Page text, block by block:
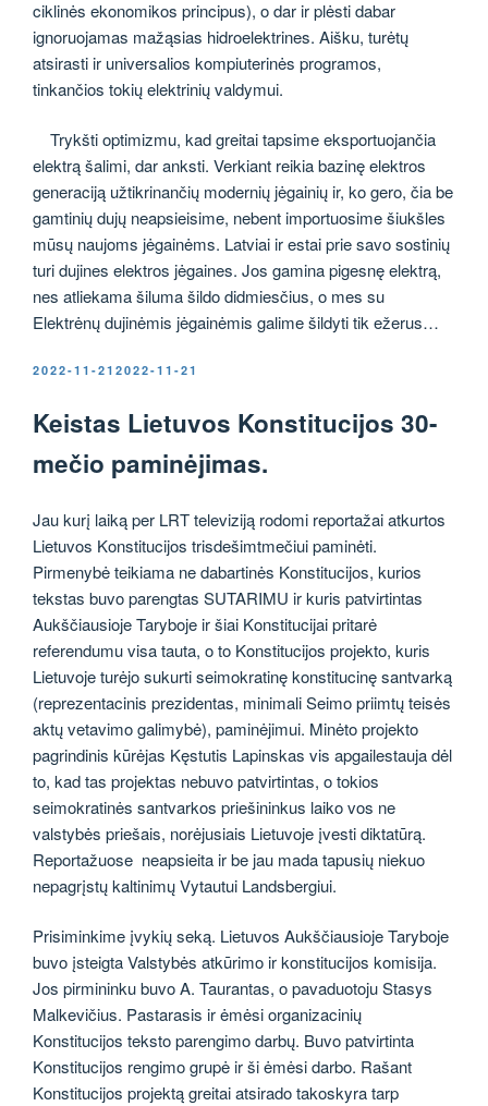
ciklinės ekonomikos principus), o dar ir plėsti dabar
ignoruojamas mažąsias hidroelektrines. Aišku, turėtų
atsirasti ir universalios kompiuterinės programos,
tinkančios tokių elektrinių valdymui.
Trykšti optimizmu, kad greitai tapsime eksportuojančia
elektrą šalimi, dar anksti. Verkiant reikia bazinę elektros
generaciją užtikrinančių modernių jėgainių ir, ko gero, čia be
gamtinių dujų neapsieisime, nebent importuosime šiukšles
mūsų naujoms jėgainėms. Latviai ir estai prie savo sostinių
turi dujines elektros jėgaines. Jos gamina pigesnę elektrą,
nes atliekama šiluma šildo didmiesčius, o mes su
Elektrėnų dujinėmis jėgainėmis galime šildyti tik ežerus…
PASKELBTA
2022-11-21 2022-11-21
Keistas Lietuvos Konstitucijos 30-
mečio paminėjimas.
Jau kurį laiką per LRT televiziją rodomi reportažai atkurtos
Lietuvos Konstitucijos trisdešimtmečiui paminėti.
Pirmenybė teikiama ne dabartinės Konstitucijos, kurios
tekstas buvo parengtas SUTARIMU ir kuris patvirtintas
Aukščiausioje Taryboje ir šiai Konstitucijai pritarė
referendumu visa tauta, o to Konstitucijos projekto, kuris
Lietuvoje turėjo sukurti seimokratinę konstitucinę santvarką
(reprezentacinis prezidentas, minimali Seimo priimtų teisės
aktų vetavimo galimybė), paminėjimui. Minėto projekto
pagrindinis kūrėjas Kęstutis Lapinskas vis apgailestauja dėl
to, kad tas projektas nebuvo patvirtintas, o tokios
seimokratinės santvarkos priešininkus laiko vos ne
valstybės priešais, norėjusiais Lietuvoje įvesti diktatūrą.
Reportažuose neapsieita ir be jau mada tapusių niekuo
nepagrįstų kaltinimų Vytautui Landsbergiui.
Prisiminkime įvykių seką. Lietuvos Aukščiausioje Taryboje
buvo įsteigta Valstybės atkūrimo ir konstitucijos komisija.
Jos pirmininku buvo A. Taurantas, o pavaduotoju Stasys
Malkevičius. Pastarasis ir ėmėsi organizacinių
Konstitucijos teksto parengimo darbų. Buvo patvirtinta
Konstitucijos rengimo grupė ir ši ėmėsi darbo. Rašant
Konstitucijos projektą greitai atsirado takoskyra tarp